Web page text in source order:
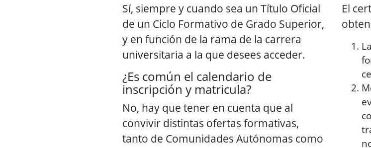
Sí, siempre y cuando sea un Título Oficial
de un Ciclo Formativo de Grado Superior,
y en función de la rama de la carrera
universitaria a la que desees acceder.
¿Es común el calendario de
inscripción y matricula?
No, hay que tener en cuenta que al
convivir distintas ofertas formativas,
tanto de Comunidades Autónomas como
El